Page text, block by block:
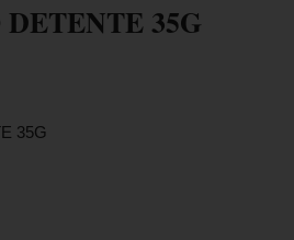
35G
35G